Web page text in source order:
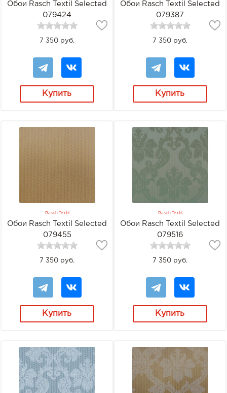
Обои Rasch Textil Selected
079424
7 350 руб.
Купить
Обои Rasch Textil Selected
079387
7 350 руб.
Купить
Rasch Textil
Обои Rasch Textil Selected
079455
7 350 руб.
Купить
Rasch Textil
Обои Rasch Textil Selected
079516
7 350 руб.
Купить